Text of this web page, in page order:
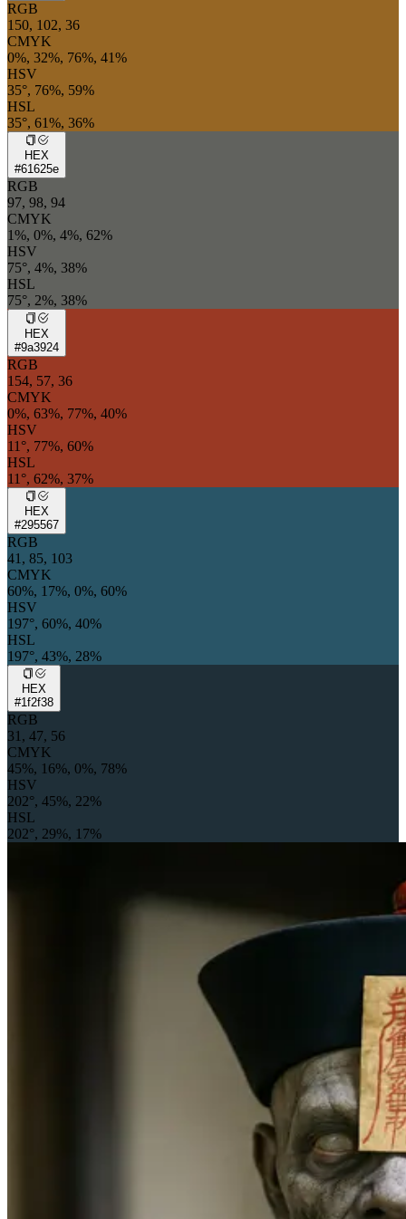
RGB
150, 102, 36
CMYK
0%, 32%, 76%, 41%
HSV
35°, 76%, 59%
HSL
35°, 61%, 36%
HEX
#61625e
RGB
97, 98, 94
CMYK
1%, 0%, 4%, 62%
HSV
75°, 4%, 38%
HSL
75°, 2%, 38%
HEX
#9a3924
RGB
154, 57, 36
CMYK
0%, 63%, 77%, 40%
HSV
11°, 77%, 60%
HSL
11°, 62%, 37%
HEX
#295567
RGB
41, 85, 103
CMYK
60%, 17%, 0%, 60%
HSV
197°, 60%, 40%
HSL
197°, 43%, 28%
HEX
#1f2f38
RGB
31, 47, 56
CMYK
45%, 16%, 0%, 78%
HSV
202°, 45%, 22%
HSL
202°, 29%, 17%